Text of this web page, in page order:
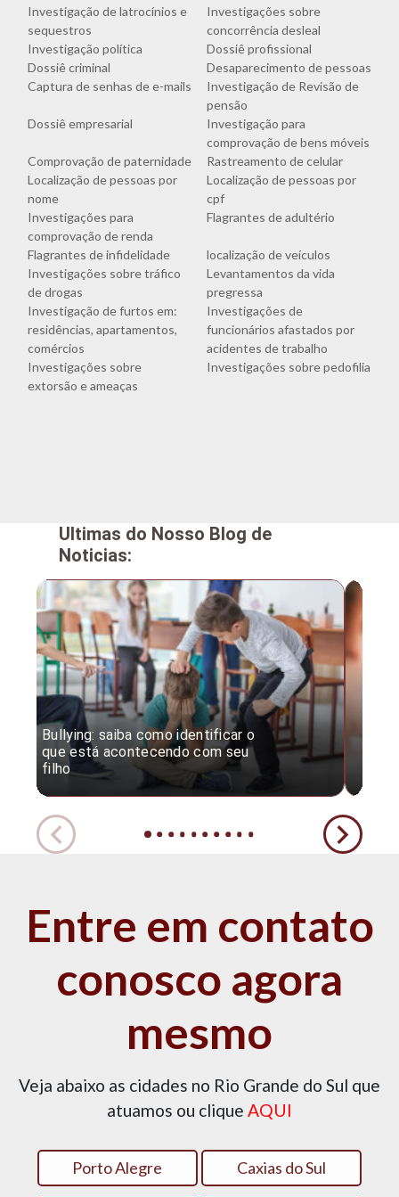
Investigação de latrocínios e
sequestros
Investigações sobre
concorrência desleal
Investigação política
Dossiê profissional
Dossiê criminal
Desaparecimento de pessoas
Captura de senhas de e-mails
Investigação de Revisão de
pensão
Dossiê empresarial
Investigação para
comprovação de bens móveis
Comprovação de paternidade
Rastreamento de celular
Localização de pessoas por
nome
Localização de pessoas por
cpf
Investigações para
comprovação de renda
Flagrantes de adultério
Flagrantes de infidelidade
localização de veículos
Investigações sobre tráfico
de drogas
Levantamentos da vida
pregressa
Investigação de furtos em:
residências, apartamentos,
comércios
Investigações de
funcionários afastados por
acidentes de trabalho
Investigações sobre
extorsão e ameaças
Investigações sobre pedofilia
Ultimas do Nosso Blog de
Noticias:
Bullying: saiba como identificar o
que está acontecendo com seu
filho
Entre em contato
conosco agora
mesmo
Veja abaixo as cidades no Rio Grande do Sul que
atuamos ou clique AQUI
Porto Alegre Caxias do Sul